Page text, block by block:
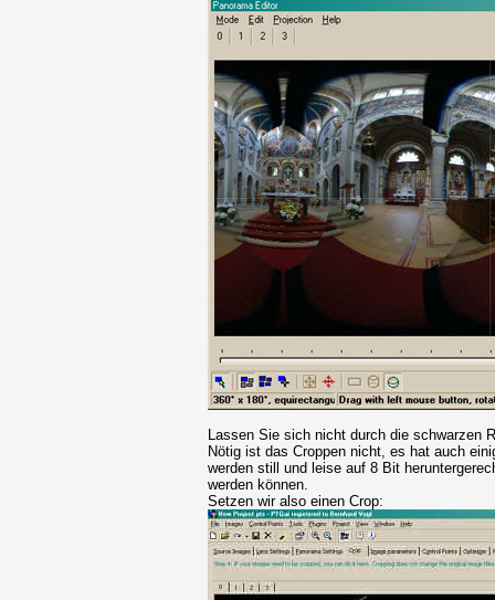
Lassen Sie sich nicht durch die schwarzen
Nötig ist das Croppen nicht, es hat auch
werden still und leise auf 8 Bit
werden können.
Setzen wir also einen Crop: